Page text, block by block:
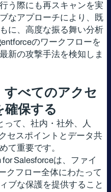
う際にも再スキャンを実
なアプローチにより、既
に、高度な振る舞い分析
のワークフローを
新の攻撃手法を検知しま
べてのアクセ
保する
って、社内・社外、人
セスポイントとデータ共
て重要です。
Salesforceは、ファイ
クフロー全体にわたって
ブな保護を提供すること